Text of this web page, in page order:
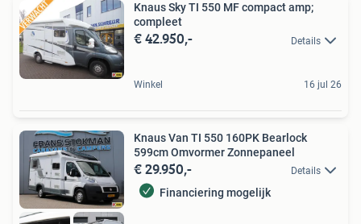
Knaus Sky TI 550 MF compact amp;
compleet
€ 42.950,- Details
Winkel 16 jul 26
Knaus Van TI 550 160PK Bearlock
599cm Omvormer Zonnepaneel
€ 29.950,- Details
Financiering mogelijk